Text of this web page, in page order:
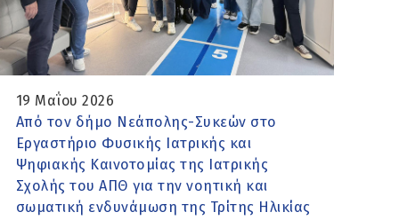
19 Μαΐου 2026
Από τον δήμο Νεάπολης-Συκεών στο
Εργαστήριο Φυσικής Ιατρικής και
Ψηφιακής Καινοτομίας της Ιατρικής
Σχολής του ΑΠΘ για την νοητική και
σωματική ενδυνάμωση της Τρίτης Ηλικίας